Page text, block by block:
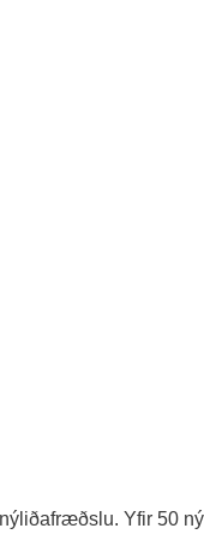
Yfir 50